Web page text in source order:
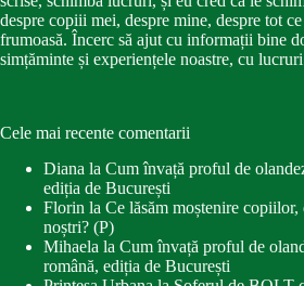
despre copiii mei, despre mine, despre tot
frumoasă. Încerc să ajut cu informații bine
simțăminte și experiențele noastre, cu
Cele mai recente comentarii
Diana la Cum învață proful de
ediția de București
Florin la Ce lăsăm moștenire
noștri? (P)
Mihaela la Cum învață proful de
română, ediția de București